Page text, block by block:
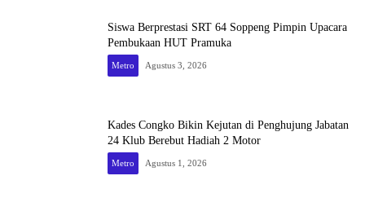
Siswa Berprestasi SRT 64 Soppeng Pimpin Upacara
Pembukaan HUT Pramuka
Metro Agustus 3, 2026
Kades Congko Bikin Kejutan di Penghujung Jabatan
24 Klub Berebut Hadiah 2 Motor
Metro Agustus 1, 2026